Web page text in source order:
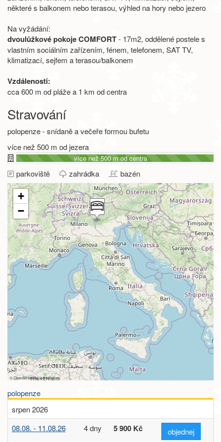
některé s balkonem nebo terasou, výhled na hory nebo jezero
Na vyžádání:
dvoulůžkové pokoje COMFORT- 17m2, oddělené postele s
vlastním sociálním zařízením, fénem, telefonem, SAT TV,
klimatizací, sejfem a terasou/balkonem
Vzdálenosti:
cca 600 m od pláže a 1 km od centra
Stravování
polopenze - snídaně a večeře formou bufetu
více než 500 m od jezera
více než 500 m od centra
parkoviště zahrádka bazén
+
−
©OpenStreetMapcontributors
polopenze
srpen 2026
08.08. - 11.08.26
4 dny 5 900 Kč objednej